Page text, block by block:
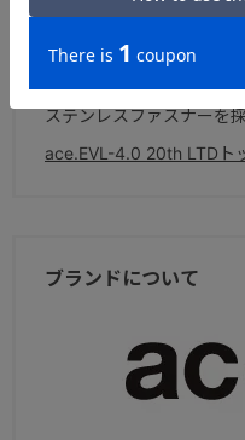
ブランドを代表するEVL
既存のEVL-4.0シリーズ
の高いPUコーティング素
ステンレスファスナーを
ace.EVL-4.0 20th LTDト
ブランドについて